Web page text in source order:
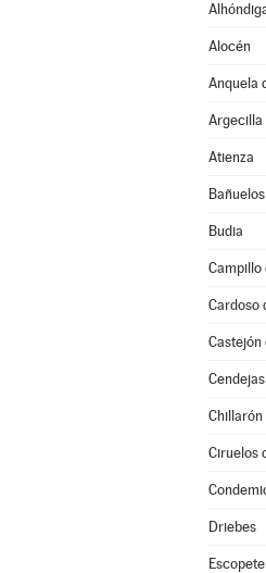
Alocén
Anquela
Argecilla
Atienza
Bañuelos
Budia
Campillo
Cardoso
Castejón
Chillarón
Ciruelos
Driebes
Escopete